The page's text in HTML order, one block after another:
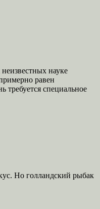
науке
равен
требуется специальное
Но голландский рыбак